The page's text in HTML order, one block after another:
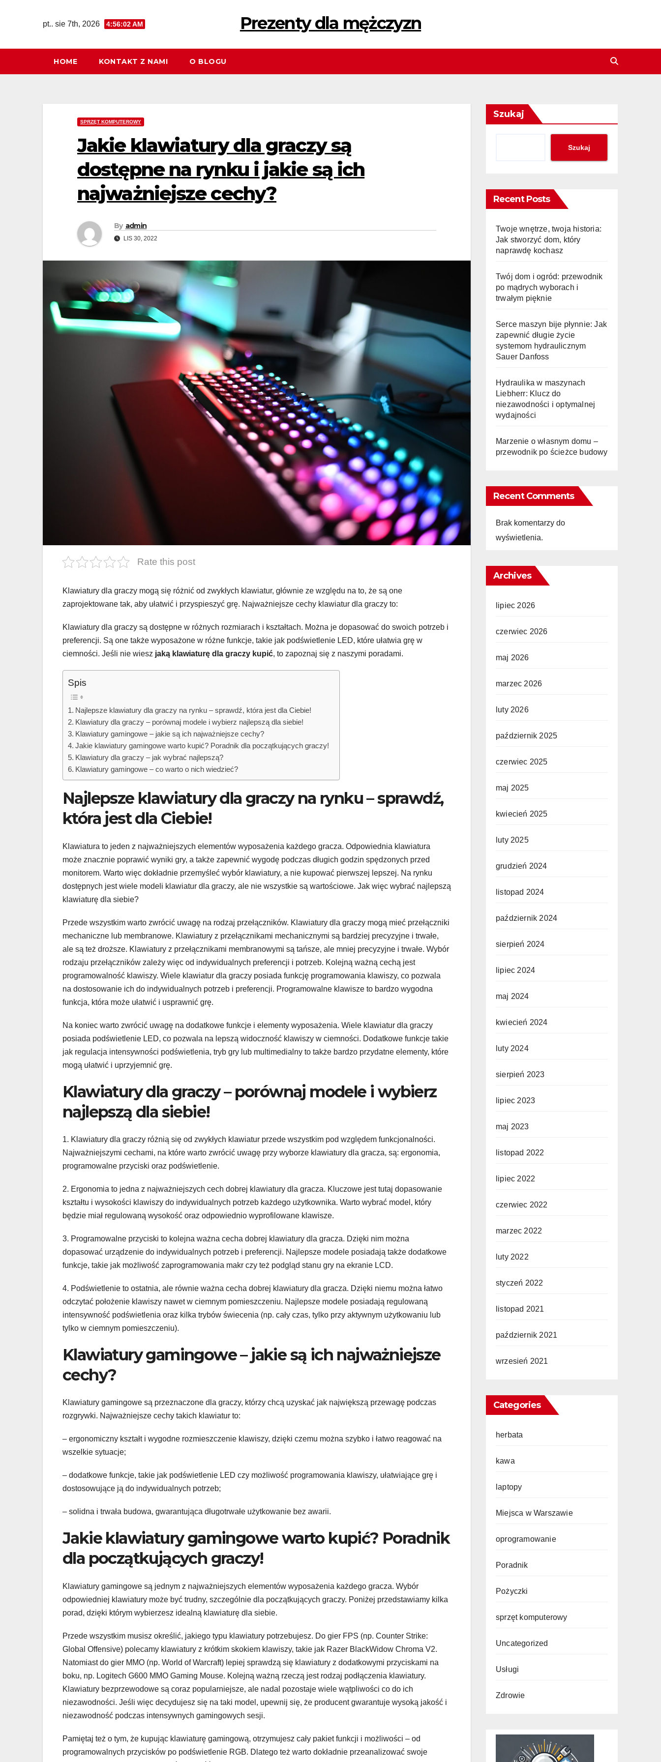
pt.. sie 7th, 2026 4:56:04 AM Prezenty dla mężczyzn
HOME KONTAKT Z NAMI O BLOGU
SPRZĘT KOMPUTEROWY
Jakie klawiatury dla graczy są
dostępne na rynku i jakie są ich
najważniejsze cechy?
By admin
LIS 30, 2022
Rate this post
Klawiatury dla graczy mogą się różnić od zwykłych klawiatur, głównie ze względu na to, że są one
zaprojektowane tak, aby ułatwić i przyspieszyć grę. Najważniejsze cechy klawiatur dla graczy to:
Klawiatury dla graczy są dostępne w różnych rozmiarach i kształtach. Można je dopasować do swoich potrzeb i
preferencji. Są one także wyposażone w różne funkcje, takie jak podświetlenie LED, które ułatwia grę w
ciemności. Jeśli nie wiesz jaką klawiaturę dla graczy kupić, to zapoznaj się z naszymi poradami.
Spis
Najlepsze klawiatury dla graczy na rynku – sprawdź, która jest dla Ciebie!
Klawiatury dla graczy – porównaj modele i wybierz najlepszą dla siebie!
Klawiatury gamingowe – jakie są ich najważniejsze cechy?
Jakie klawiatury gamingowe warto kupić? Poradnik dla początkujących graczy!
Klawiatury dla graczy – jak wybrać najlepszą?
Klawiatury gamingowe – co warto o nich wiedzieć?
Najlepsze klawiatury dla graczy na rynku – sprawdź,
która jest dla Ciebie!
Klawiatura to jeden z najważniejszych elementów wyposażenia każdego gracza. Odpowiednia klawiatura
może znacznie poprawić wyniki gry, a także zapewnić wygodę podczas długich godzin spędzonych przed
monitorem. Warto więc dokładnie przemyśleć wybór klawiatury, a nie kupować pierwszej lepszej. Na rynku
dostępnych jest wiele modeli klawiatur dla graczy, ale nie wszystkie są wartościowe. Jak więc wybrać najlepszą
klawiaturę dla siebie?
Przede wszystkim warto zwrócić uwagę na rodzaj przełączników. Klawiatury dla graczy mogą mieć przełączniki
mechaniczne lub membranowe. Klawiatury z przełącznikami mechanicznymi są bardziej precyzyjne i trwałe,
ale są też droższe. Klawiatury z przełącznikami membranowymi są tańsze, ale mniej precyzyjne i trwałe. Wybór
rodzaju przełączników zależy więc od indywidualnych preferencji i potrzeb. Kolejną ważną cechą jest
programowalność klawiszy. Wiele klawiatur dla graczy posiada funkcję programowania klawiszy, co pozwala
na dostosowanie ich do indywidualnych potrzeb i preferencji. Programowalne klawisze to bardzo wygodna
funkcja, która może ułatwić i usprawnić grę.
Na koniec warto zwrócić uwagę na dodatkowe funkcje i elementy wyposażenia. Wiele klawiatur dla graczy
posiada podświetlenie LED, co pozwala na lepszą widoczność klawiszy w ciemności. Dodatkowe funkcje takie
jak regulacja intensywności podświetlenia, tryb gry lub multimedialny to także bardzo przydatne elementy, które
mogą ułatwić i uprzyjemnić grę.
Klawiatury dla graczy – porównaj modele i wybierz
najlepszą dla siebie!
1. Klawiatury dla graczy różnią się od zwykłych klawiatur przede wszystkim pod względem funkcjonalności.
Najważniejszymi cechami, na które warto zwrócić uwagę przy wyborze klawiatury dla gracza, są: ergonomia,
programowalne przyciski oraz podświetlenie.
2. Ergonomia to jedna z najważniejszych cech dobrej klawiatury dla gracza. Kluczowe jest tutaj dopasowanie
kształtu i wysokości klawiszy do indywidualnych potrzeb każdego użytkownika. Warto wybrać model, który
będzie miał regulowaną wysokość oraz odpowiednio wyprofilowane klawisze.
3. Programowalne przyciski to kolejna ważna cecha dobrej klawiatury dla gracza. Dzięki nim można
dopasować urządzenie do indywidualnych potrzeb i preferencji. Najlepsze modele posiadają także dodatkowe
funkcje, takie jak możliwość zaprogramowania makr czy też podgląd stanu gry na ekranie LCD.
4. Podświetlenie to ostatnia, ale równie ważna cecha dobrej klawiatury dla gracza. Dzięki niemu można łatwo
odczytać położenie klawiszy nawet w ciemnym pomieszczeniu. Najlepsze modele posiadają regulowaną
intensywność podświetlenia oraz kilka trybów świecenia (np. cały czas, tylko przy aktywnym użytkowaniu lub
tylko w ciemnym pomieszczeniu).
Klawiatury gamingowe – jakie są ich najważniejsze
cechy?
Klawiatury gamingowe są przeznaczone dla graczy, którzy chcą uzyskać jak największą przewagę podczas
rozgrywki. Najważniejsze cechy takich klawiatur to:
– ergonomiczny kształt i wygodne rozmieszczenie klawiszy, dzięki czemu można szybko i łatwo reagować na
wszelkie sytuacje;
– dodatkowe funkcje, takie jak podświetlenie LED czy możliwość programowania klawiszy, ułatwiające grę i
dostosowujące ją do indywidualnych potrzeb;
– solidna i trwała budowa, gwarantująca długotrwałe użytkowanie bez awarii.
Jakie klawiatury gamingowe warto kupić? Poradnik
dla początkujących graczy!
Klawiatury gamingowe są jednym z najważniejszych elementów wyposażenia każdego gracza. Wybór
odpowiedniej klawiatury może być trudny, szczególnie dla początkujących graczy. Poniżej przedstawiamy kilka
porad, dzięki którym wybierzesz idealną klawiaturę dla siebie.
Przede wszystkim musisz określić, jakiego typu klawiatury potrzebujesz. Do gier FPS (np. Counter Strike:
Global Offensive) polecamy klawiatury z krótkim skokiem klawiszy, takie jak Razer BlackWidow Chroma V2.
Natomiast do gier MMO (np. World of Warcraft) lepiej sprawdzą się klawiatury z dodatkowymi przyciskami na
boku, np. Logitech G600 MMO Gaming Mouse. Kolejną ważną rzeczą jest rodzaj podłączenia klawiatury.
Klawiatury bezprzewodowe są coraz popularniejsze, ale nadal pozostaje wiele wątpliwości co do ich
niezawodności. Jeśli więc decydujesz się na taki model, upewnij się, że producent gwarantuje wysoką jakość i
niezawodność podczas intensywnych gamingowych sesji.
Pamiętaj też o tym, że kupując klawiaturę gamingową, otrzymujesz cały pakiet funkcji i możliwości – od
programowalnych przycisków po podświetlenie RGB. Dlatego też warto dokładnie przeanalizować swoje
Szukaj
Szukaj
Recent Posts
Twoje wnętrze, twoja historia:
Jak stworzyć dom, który
naprawdę kochasz
Twój dom i ogród: przewodnik
po mądrych wyborach i
trwałym pięknie
Serce maszyn bije płynnie: Jak
zapewnić długie życie
systemom hydraulicznym
Sauer Danfoss
Hydraulika w maszynach
Liebherr: Klucz do
niezawodności i optymalnej
wydajności
Marzenie o własnym domu –
przewodnik po ścieżce budowy
Recent Comments
Brak komentarzy do
wyświetlenia.
Archives
lipiec 2026
czerwiec 2026
maj 2026
marzec 2026
luty 2026
październik 2025
czerwiec 2025
maj 2025
kwiecień 2025
luty 2025
grudzień 2024
listopad 2024
październik 2024
sierpień 2024
lipiec 2024
maj 2024
kwiecień 2024
luty 2024
sierpień 2023
lipiec 2023
maj 2023
listopad 2022
lipiec 2022
czerwiec 2022
marzec 2022
luty 2022
styczeń 2022
listopad 2021
październik 2021
wrzesień 2021
Categories
herbata
kawa
laptopy
Miejsca w Warszawie
oprogramowanie
Poradnik
Pożyczki
sprzęt komputerowy
Uncategorized
Usługi
Zdrowie